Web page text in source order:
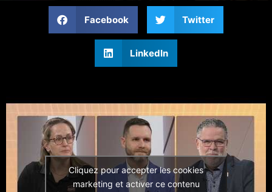
Facebook Twitter
LinkedIn
Cliquez pour accepter les cookies
marketing et activer ce contenu